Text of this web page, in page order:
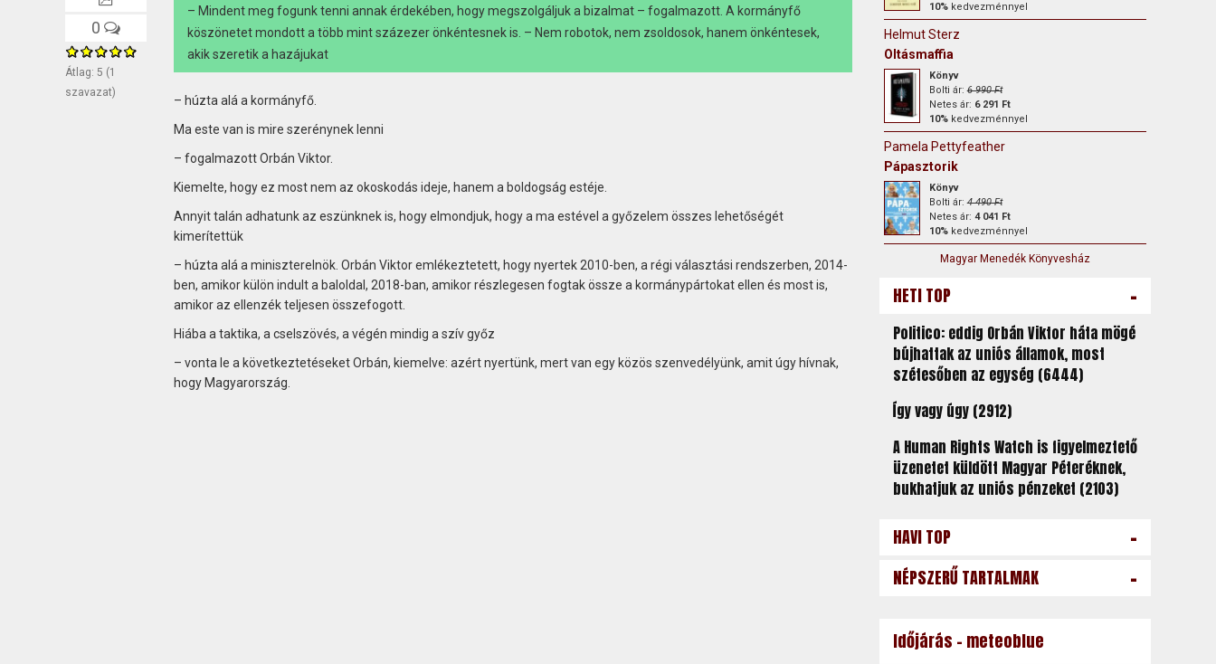
0
Átlag: 5 (1
szavazat)
– Mindent meg fogunk tenni annak érdekében, hogy megszolgáljuk a bizalmat – fogalmazott. A kormányfő
köszönetet mondott a több mint százezer önkéntesnek is. – Nem robotok, nem zsoldosok, hanem önkéntesek,
akik szeretik a hazájukat
– húzta alá a kormányfő.
Ma este van is mire szerénynek lenni
– fogalmazott Orbán Viktor.
Kiemelte, hogy ez most nem az okoskodás ideje, hanem a boldogság estéje.
Annyit talán adhatunk az eszünknek is, hogy elmondjuk, hogy a ma estével a győzelem összes lehetőségét
kimerítettük
– húzta alá a miniszterelnök. Orbán Viktor emlékeztetett, hogy nyertek 2010-ben, a régi választási rendszerben, 2014-
ben, amikor külön indult a baloldal, 2018-ban, amikor részlegesen fogtak össze a kormánypártokat ellen és most is,
amikor az ellenzék teljesen összefogott.
Hiába a taktika, a cselszövés, a végén mindig a szív győz
– vonta le a következtetéseket Orbán, kiemelve: azért nyertünk, mert van egy közös szenvedélyünk, amit úgy hívnak,
hogy Magyarország.
10%kedvezménnyel
Helmut Sterz
Oltásmaffia
Könyv
Bolti ár:6 990 Ft
Netes ár: 6 291 Ft
10%kedvezménnyel
Pamela Pettyfeather
Pápasztorik
Könyv
Bolti ár:4 490 Ft
Netes ár: 4 041 Ft
10%kedvezménnyel
Magyar Menedék Könyvesház
HETI TOP -
Politico: eddig Orbán Viktor háta mögé
bújhattak az uniós államok, most
szétesőben az egység (6444)
Így vagy úgy (2912)
A Human Rights Watch is figyelmeztető
üzenetet küldött Magyar Péteréknek,
bukhatjuk az uniós pénzeket (2103)
HAVI TOP -
NÉPSZERŰ TARTALMAK -
Időjárás - meteoblue